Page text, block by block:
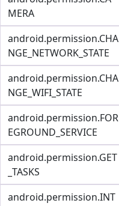
MERA
android.permission.CHA
NGE_NETWORK_STATE
android.permission.CHA
NGE_WIFI_STATE
android.permission.FOR
EGROUND_SERVICE
android.permission.GET
_TASKS
android.permission.INT